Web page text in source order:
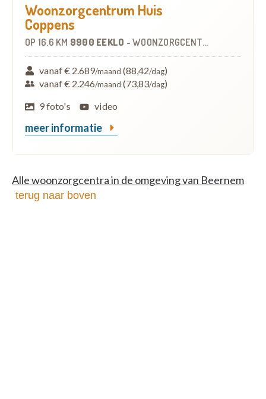
Woonzorgcentrum Huis
Coppens
OP 16.6 KM 9900 EEKLO - WOONZORGCENTRUM (WZC)
vanaf € 2.689/maand (88,42/dag)
vanaf € 2.246/maand (73,83/dag)
9 foto's
video
meer informatie
Alle woonzorgcentra in de omgeving van Beernem
terug naar boven